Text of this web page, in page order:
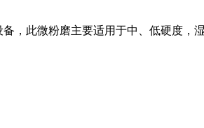
，此微粉磨主要适用于中、低硬度